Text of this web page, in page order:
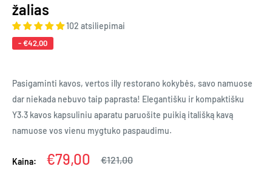
žalias
102 atsiliepimai
-€42,00
Pasigaminti kavos, vertos illy restorano kokybės, savo namuose
dar niekada nebuvo taip paprasta! Elegantišku ir kompaktišku
Y3.3 kavos kapsuliniu aparatu paruošite puikią itališką kavą
namuose vos vienu mygtuko paspaudimu.
Kaina: Kaina
€79,00
Įprasta
€121,00